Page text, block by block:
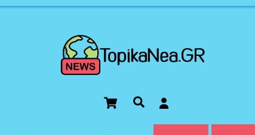
Cart Αναζήτηση